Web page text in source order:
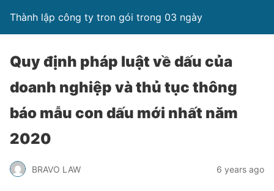
Thành lập công ty tron gói trong 03 ngày
Quy định pháp luật về dấu của
doanh nghiệp và thủ tục thông
báo mẫu con dấu mới nhất năm
2020
BRAVO LAW 6 years ago